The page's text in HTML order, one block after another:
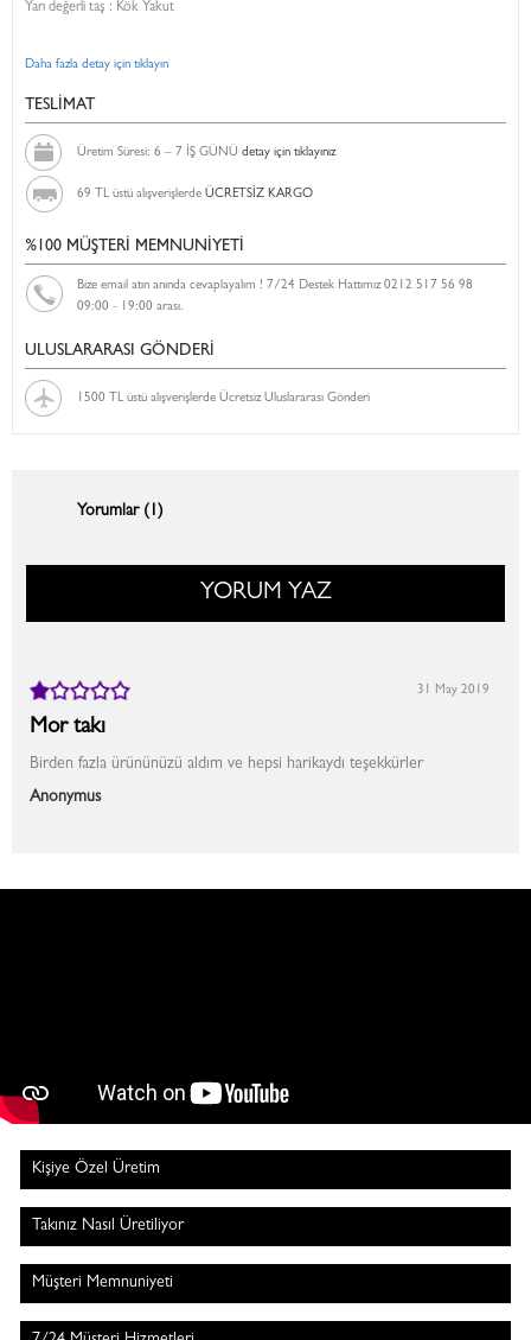
Yarı değerli taş : Kök Yakut
Daha fazla detay için tıklayın
TESLİMAT
Üretim Süresi: 6 – 7 İŞ GÜNÜ detay için tıklayınız
69 TL üstü alışverişlerde ÜCRETSİZ KARGO
%100 MÜŞTERİ MEMNUNİYETİ
Bize email atın anında cevaplayalım ! 7/24 Destek Hattımız 0212 517 56 98
09:00 - 19:00 arası.
ULUSLARARASI GÖNDERİ
1500 TL üstü alışverişlerde Ücretsiz Uluslararası Gönderi
Yorumlar (1)
YORUM YAZ
Mor takı
Birden fazla ürününüzü aldım ve hepsi harikaydı teşekkürler
Anonymus
31 May 2019
Kişiye Özel Üretim
Takınız Nasıl Üretiliyor
Müşteri Memnuniyeti